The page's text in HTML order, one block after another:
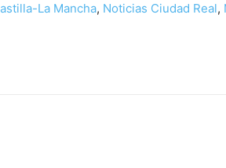
La Mancha, Noticias Ciudad Real,